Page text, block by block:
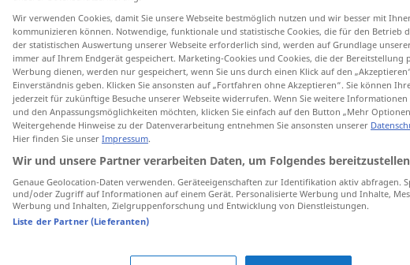
antippen)
Wir verwenden Cookies, damit Sie unsere Webseite bestmöglich nutzen und wir besser mit
kommunizieren können. Notwendige, funktionale und statistische Cookies, die für den Betrieb
der statistischen Auswertung unserer Webseite erforderlich sind, werden auf Grundlage
immer auf Ihrem Endgerät gespeichert. Marketing-Cookies und Cookies, die der Bereitstellung
Werbung dienen, werden nur gespeichert, wenn Sie uns durch einen Klick auf den
Einverständnis geben. Klicken Sie ansonsten auf „Fortfahren ohne Akzeptieren“. Sie können
jederzeit für zukünftige Besuche unserer Webseite widerrufen. Wenn Sie weitere Informationen
und den Anpassungsmöglichkeiten möchten, klicken Sie einfach auf den Button „Mehr
Weitergehende Hinweise zu der Datenverarbeitung entnehmen Sie ansonsten unserer
Hier finden Sie unser Impressum.
Wir und unsere Partner verarbeiten Daten, um Folgendes
Genaue Geolocation-Daten verwenden. Geräteeigenschaften zur Identifikation aktiv abfragen.
und/oder Zugriff auf Informationen auf einem Gerät. Personalisierte Werbung und Inhalte,
Werbung und Inhalten, Zielgruppenforschung und Entwicklung von Dienstleistungen.
Liste der Partner (Lieferanten)